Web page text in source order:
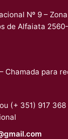
Nº 9 –
de Alfaiata
Chamada para
(+ 351) 917 368